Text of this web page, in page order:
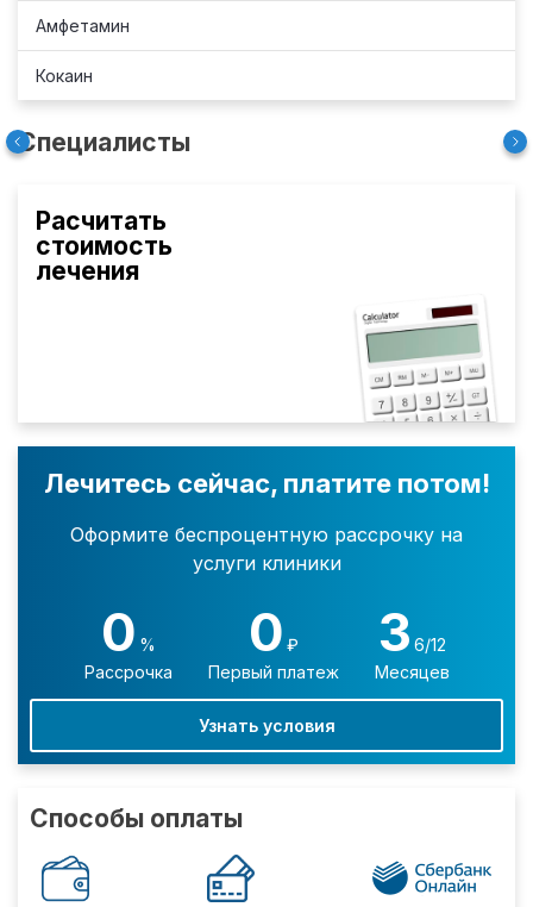
Амфетамин
Кокаин
Специалисты
Расчитать
стоимость
лечения
Лечитесь сейчас, платите потом!
Оформите беспроцентную рассрочку на
услуги клиники
0 %
Рассрочка
0 ₽
Первый платеж
3 6/12
Месяцев
Узнать условия
Способы оплаты